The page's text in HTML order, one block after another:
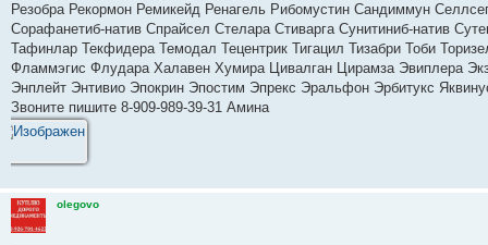
Резобра Рекормон Ремикейд Ренагель Рибомустин Сандиммун
Сорафанетиб-натив Спрайсел Стелара Стиварга Сунитиниб-натив
Тафинлар Текфидера Темодал Тецентрик Тигацил Тизабри Тоби
Фламмэгис Флудара Халавен Хумира Цивалган Цирамза Эвиплера
Энплейт Энтивио Эпокрин Эпостим Эпрекс Эральфон Эрбитукс
Звоните пишите 8-909-989-39-31 Амина
olegovo